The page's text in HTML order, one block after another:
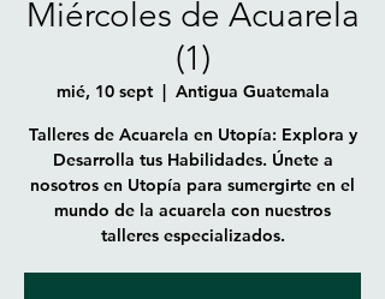
Miércoles de Acuarela
(1)
mié, 10 sept
  |
Antigua Guatemala
Talleres de Acuarela en Utopía: Explora y
Desarrolla tus Habilidades. Únete a
nosotros en Utopía para sumergirte en el
mundo de la acuarela con nuestros
talleres especializados.